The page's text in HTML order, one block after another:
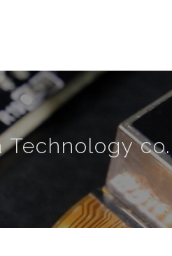
Technology